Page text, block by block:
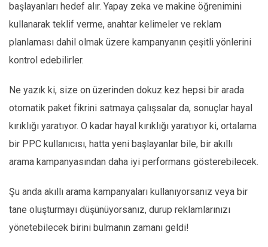
başlayanları hedef alır. Yapay zeka ve makine öğrenimini
kullanarak teklif verme, anahtar kelimeler ve reklam
planlaması dahil olmak üzere kampanyanın çeşitli yönlerini
kontrol edebilirler.
Ne yazık ki, size on üzerinden dokuz kez hepsi bir arada
otomatik paket fikrini satmaya çalışsalar da, sonuçlar hayal
kırıklığı yaratıyor. O kadar hayal kırıklığı yaratıyor ki, ortalama
bir PPC kullanıcısı, hatta yeni başlayanlar bile, bir akıllı
arama kampanyasından daha iyi performans gösterebilecek.
Şu anda akıllı arama kampanyaları kullanıyorsanız veya bir
tane oluşturmayı düşünüyorsanız, durup reklamlarınızı
yönetebilecek birini bulmanın zamanı geldi!